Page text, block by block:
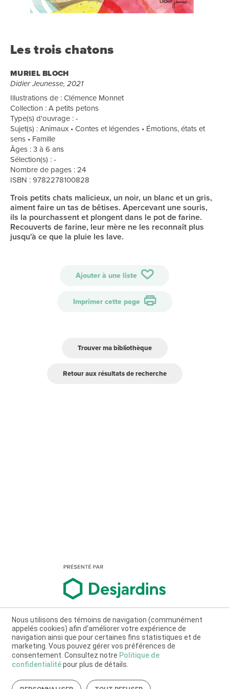
Les trois chatons
MURIEL BLOCH
Didier Jeunesse, 2021
Illustrations de : Clémence Monnet
Collection : A petits petons
Type(s) d'ouvrage : -
Sujet(s) : Animaux • Contes et légendes • Émotions, états et
sens • Famille
Âges : 3 à 6 ans
Sélection(s) : -
Nombre de pages : 24
ISBN : 9782278100828
Trois petits chats malicieux, un noir, un blanc et un gris,
aiment faire un tas de bêtises. Apercevant une souris,
ils la pourchassent et plongent dans le pot de farine.
Recouverts de farine, leur mère ne les reconnaît plus
jusqu'à ce que la pluie les lave.
Ajouter à une liste
Imprimer cette page
Trouver ma bibliothèque
Retour aux résultats de recherche
Nous utilisons des témoins de navigation (communément
appelés cookies) afin d’améliorer votre expérience de
navigation ainsi que pour certaines fins statistiques et de
marketing. Vous pouvez gérer vos préférences de
consentement. Consultez notre Politique de
confidentialitépour plus de détails.